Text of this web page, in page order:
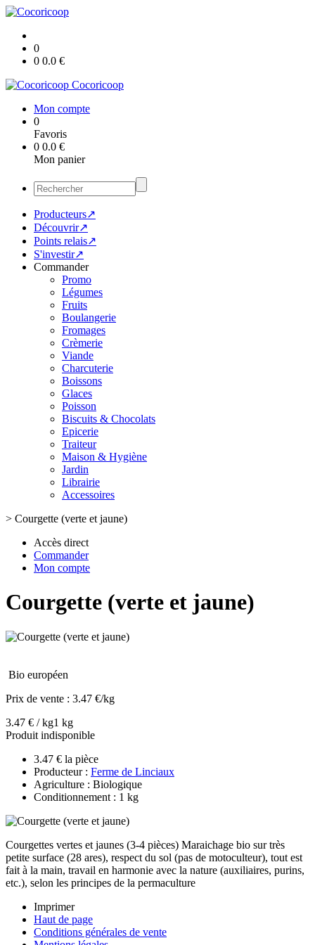
0
0 0.0 €
Cocoricoop
Mon compte
0
Favoris
0 0.0 €
Mon panier
Producteurs↗
Découvrir↗
Points relais↗
S'investir↗
Commander
Promo
Légumes
Fruits
Boulangerie
Fromages
Crèmerie
Viande
Charcuterie
Boissons
Glaces
Poisson
Biscuits & Chocolats
Epicerie
Traiteur
Maison & Hygiène
Jardin
Librairie
Accessoires
> Courgette (verte et jaune)
Accès direct
Commander
Mon compte
Courgette (verte et jaune)
Bio européen
Prix de vente : 3.47 €/kg
3.47 € / kg1 kg
Produit indisponible
3.47 € la pièce
Producteur : Ferme de Linciaux
Agriculture : Biologique
Conditionnement : 1 kg
Courgettes vertes et jaunes (3-4 pièces) Maraichage bio sur très
petite surface (28 ares), respect du sol (pas de motoculteur), tout est
fait à la main, travail en harmonie avec la nature (auxiliaires, purins,
etc.), selon les principes de la permaculture
Imprimer
Haut de page
Conditions générales de vente